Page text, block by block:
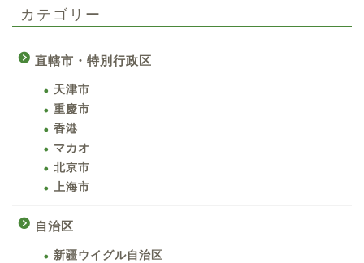
カテゴリー
直轄市・特別行政区
天津市
重慶市
香港
マカオ
北京市
上海市
自治区
新疆ウイグル自治区